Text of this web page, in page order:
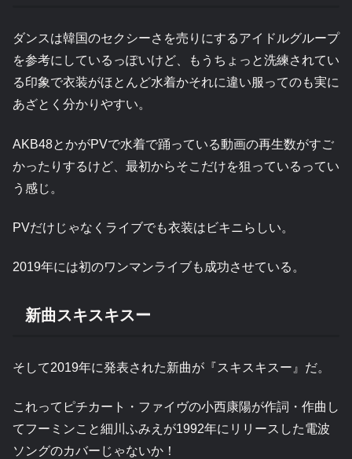
ダンスは韓国のセクシーさを売りにするアイドルグループ
を参考にしているっぽいけど、もうちょっと洗練されてい
る印象で衣装がほとんど水着かそれに違い服ってのも実に
あざとく分かりやすい。
AKB48とかがPVで水着で踊っている動画の再生数がすご
かったりするけど、最初からそこだけを狙っているってい
う感じ。
PVだけじゃなくライブでも衣装はビキニらしい。
2019年には初のワンマンライブも成功させている。
新曲スキスキスー
そして2019年に発表された新曲が『スキスキスー』だ。
これってピチカート・ファイヴの小西康陽が作詞・作曲し
てフーミンこと細川ふみえが1992年にリリースした電波
ソングのカバーじゃないか！